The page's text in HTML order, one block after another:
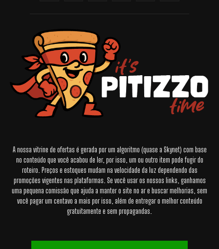
A nossa vitrine de ofertas é gerada por um algoritmo (quase a Skynet) com base
no conteúdo que você acabou de ler, por isso, um ou outro item pode fugir do
roteiro. Preços e estoques mudam na velocidade da luz dependendo das
promoções vigentes nas plataformas. Se você usar os nossos links, ganhamos
uma pequena comissão que ajuda a manter o site no ar e buscar melhorias, sem
você pagar um centavo a mais por isso, além de entregar o melhor conteúdo
gratuitamente e sem propagandas.